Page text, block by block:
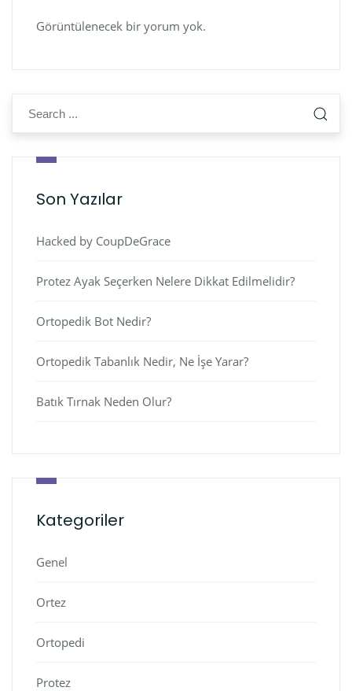
Görüntülenecek bir yorum yok.
Son Yazılar
Hacked by CoupDeGrace
Protez Ayak Seçerken Nelere Dikkat Edilmelidir?
Ortopedik Bot Nedir?
Ortopedik Tabanlık Nedir, Ne İşe Yarar?
Batık Tırnak Neden Olur?
Kategoriler
Genel
Ortez
Ortopedi
Protez